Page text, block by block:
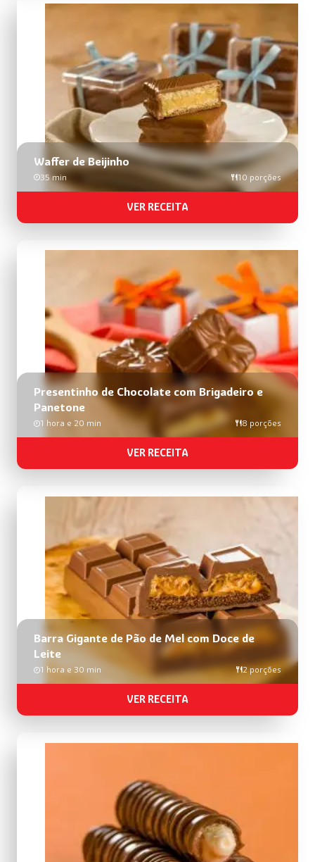
Waffer de Beijinho
35 min 10 porções
VER RECEITA
Presentinho de Chocolate com Brigadeiro e
Panetone
1 hora e 20 min 8 porções
VER RECEITA
Barra Gigante de Pão de Mel com Doce de
Leite
1 hora e 30 min 2 porções
VER RECEITA